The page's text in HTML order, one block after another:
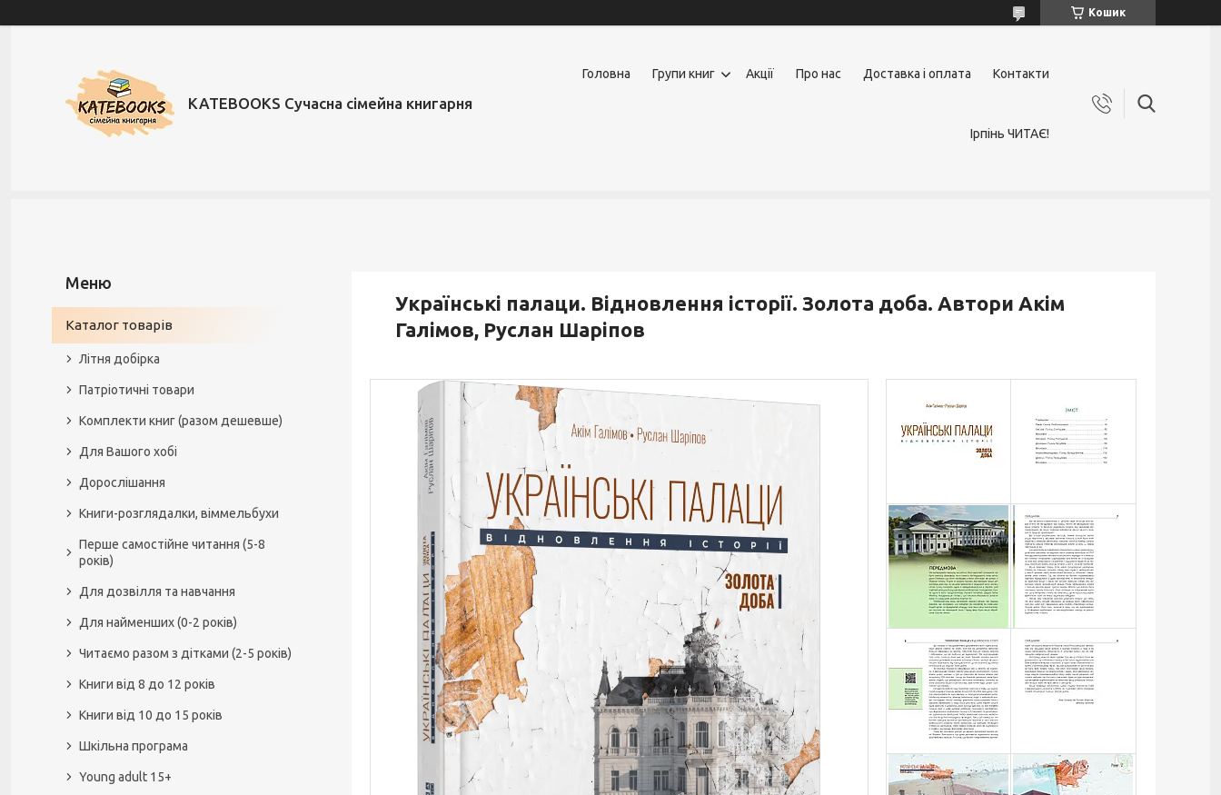
Кошик
KATEBOOKS Сучасна сімейна книгарня
Головна Групи книг Акції Про нас Доставка і оплата Контакти
Ірпінь ЧИТАЄ!
Українські палаци. Відновлення історії. Золота доба. Автори Акім
Галімов, Руслан Шаріпов
Каталог товарів
Літня добірка
Патріотичні товари
Комплекти книг (разом дешевше)
Для Вашого хобі
Дорослішання
Книги-розглядалки, віммельбухи
Перше самостійне читання (5-8
років)
Для дозвілля та навчання
Для найменших (0-2 років)
Читаємо разом з дітками (2-5 років)
Книги від 8 до 12 років
Книги від 10 до 15 років
Шкільна програма
Young adult 15+